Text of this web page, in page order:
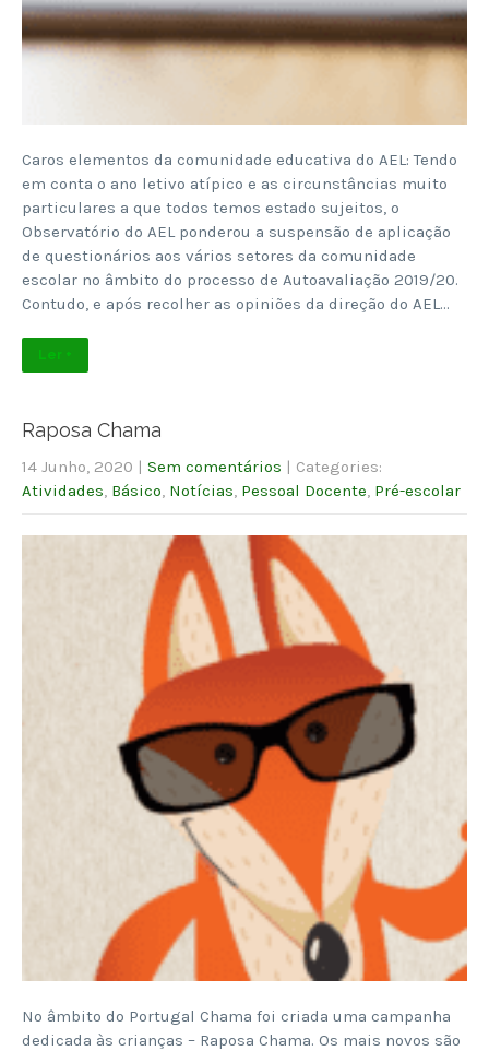
Caros elementos da comunidade educativa do AEL: Tendo
em conta o ano letivo atípico e as circunstâncias muito
particulares a que todos temos estado sujeitos, o
Observatório do AEL ponderou a suspensão de aplicação
de questionários aos vários setores da comunidade
escolar no âmbito do processo de Autoavaliação 2019/20.
Contudo, e após recolher as opiniões da direção do AEL…
Ler +
Raposa Chama
14 Junho, 2020 | Sem comentários | Categories:
Atividades Básico Notícias Pessoal Docente Pré-escolar
No âmbito do Portugal Chama foi criada uma campanha
dedicada às crianças – Raposa Chama. Os mais novos são